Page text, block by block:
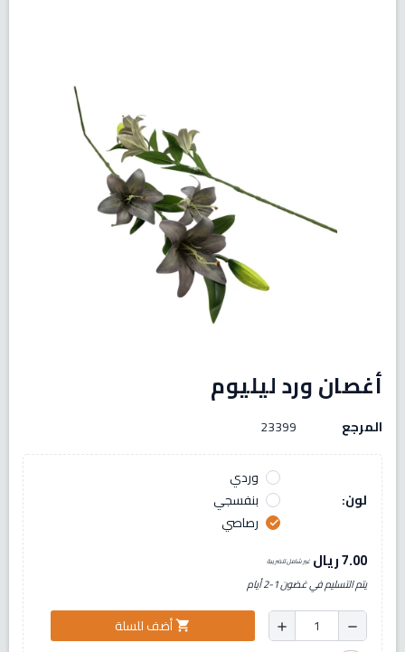
أغصان ورد ليليوم
المرجع 23399
لون:
وردي
بنفسجي
check رصاصي
7.00 ريال غير شامل للضريبة
يتم التسليم في غضون 1-2 أيام
remove
add
shopping_cartأضف للسلة